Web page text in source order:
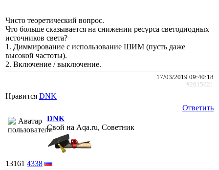
Чисто теоретический вопрос.
Что больше сказывается на снижении ресурса светодиодных
источников света?
1. Диммирование с использование ШИМ (пусть даже
высокой частоты).
2. Включение / выключение.
17/03/2019 09:40:18
#2615621
Нравится DNK
Ответить
DNK
Свой на Aqa.ru, Советник
13161 4338